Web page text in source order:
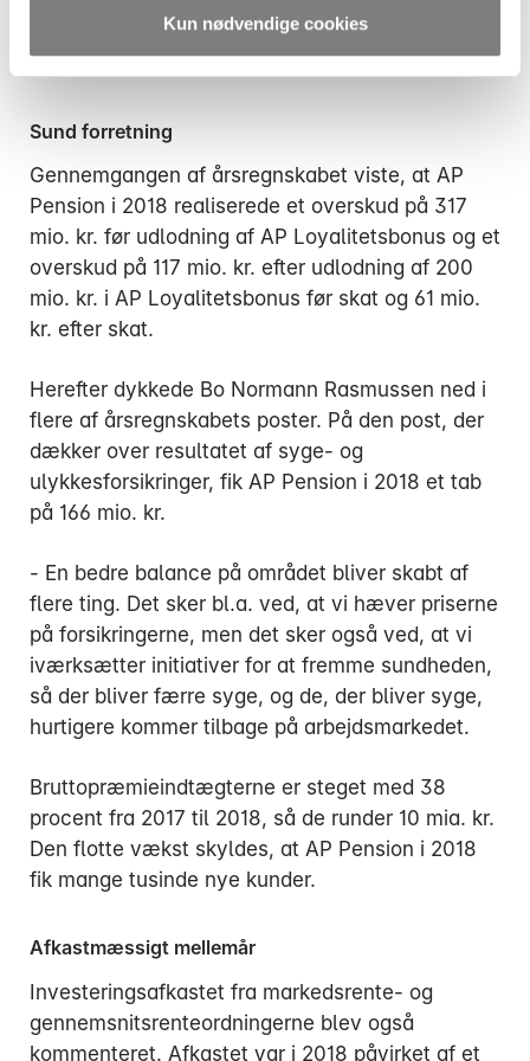
Kun nødvendige cookies
konstatere, at det cementerer AP Pensions
position på pensionsmarkedet.
Sund forretning
Gennemgangen af årsregnskabet viste, at AP
Pension i 2018 realiserede et overskud på 317
mio. kr. før udlodning af AP Loyalitetsbonus og et
overskud på 117 mio. kr. efter udlodning af 200
mio. kr. i AP Loyalitetsbonus før skat og 61 mio.
kr. efter skat.
Herefter dykkede Bo Normann Rasmussen ned i
flere af årsregnskabets poster. På den post, der
dækker over resultatet af syge- og
ulykkesforsikringer, fik AP Pension i 2018 et tab
på 166 mio. kr.
- En bedre balance på området bliver skabt af
flere ting. Det sker bl.a. ved, at vi hæver priserne
på forsikringerne, men det sker også ved, at vi
iværksætter initiativer for at fremme sundheden,
så der bliver færre syge, og de, der bliver syge,
hurtigere kommer tilbage på arbejdsmarkedet.
Bruttopræmieindtægterne er steget med 38
procent fra 2017 til 2018, så de runder 10 mia. kr.
Den flotte vækst skyldes, at AP Pension i 2018
fik mange tusinde nye kunder.
Afkastmæssigt mellemår
Investeringsafkastet fra markedsrente- og
gennemsnitsrenteordningerne blev også
kommenteret. Afkastet var i 2018 påvirket af et